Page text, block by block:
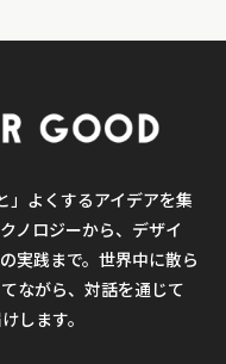
」よくするアイデアを集
ノロジーから、デザイ
実践まで。世界中に散ら
ながら、対話を通じて
します。